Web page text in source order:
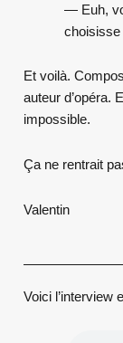
— Euh,
choisisse
Et voilà.
auteur d’opéra.
impossible.
Ça ne rentrait
Valentin
Voici l’interview